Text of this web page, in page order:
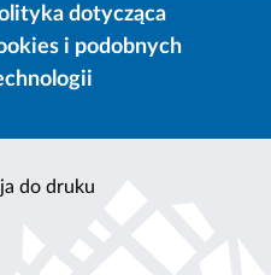
dotycząca
i podobnych
do druku